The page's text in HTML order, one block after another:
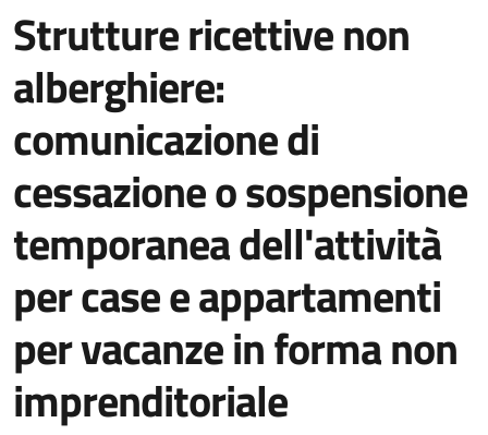
Strutture ricettive non
alberghiere:
comunicazione di
cessazione o sospensione
temporanea dell'attività
per case e appartamenti
per vacanze in forma non
imprenditoriale